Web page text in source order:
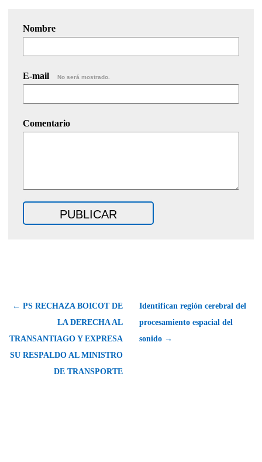
Nombre
E-mail No será mostrado.
Comentario
← PS RECHAZA BOICOT DE
LA DERECHA AL
TRANSANTIAGO Y EXPRESA
SU RESPALDO AL MINISTRO
DE TRANSPORTE
Identifican región cerebral del
procesamiento espacial del
sonido →